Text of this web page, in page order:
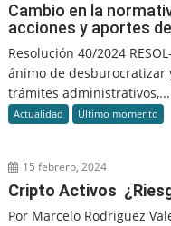
Cambio en la
acciones y aportes
Resolución 40/2024
ánimo de desburocratizar
trámites administrativos,...
Actualidad Último momento
15 febrero, 2024
Cripto Activos
Por Marcelo Rodriguez